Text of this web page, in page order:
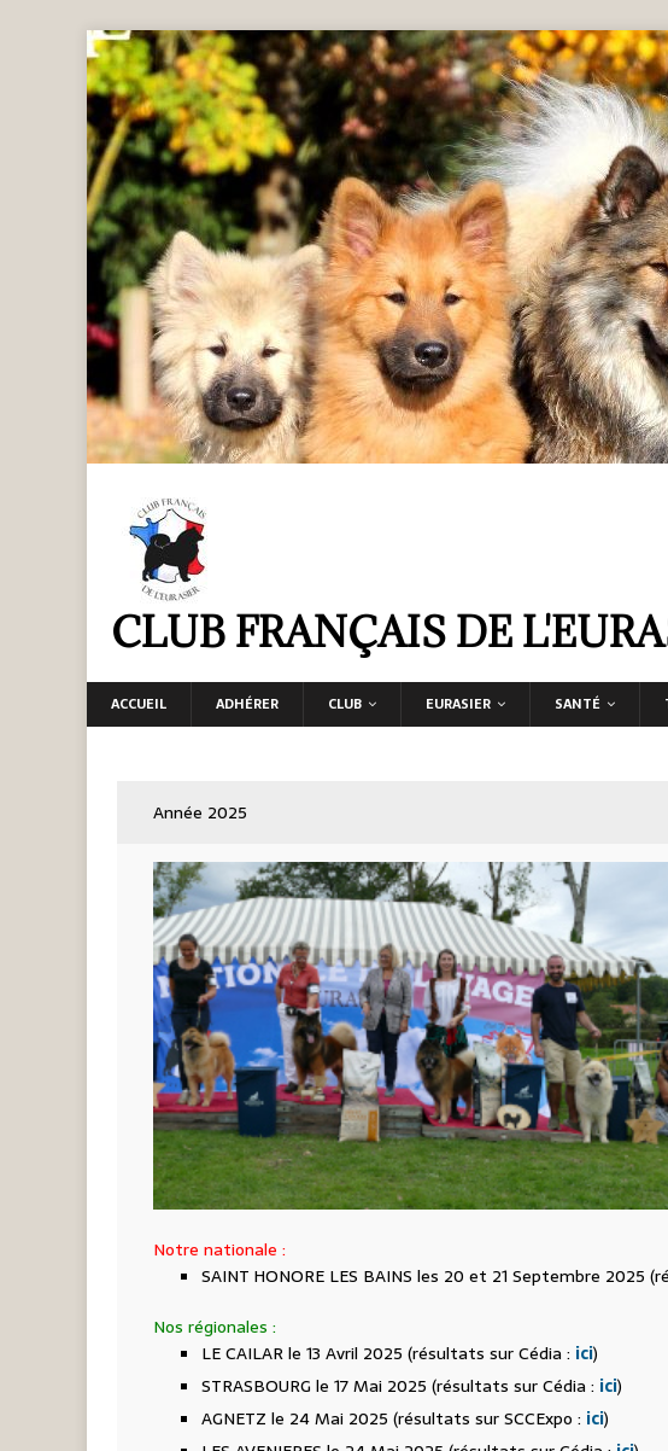
CLUB FRANÇAIS DE
ACCUEIL ADHÉRER CLUB EURASIER SANTÉ
Année 2025
Notre nationale :
SAINT HONORE LES BAINS les 20 et 21 Septembre 2025
Nos régionales :
LE CAILAR le 13 Avril 2025 (résultats sur Cédia : ici)
STRASBOURG le 17 Mai 2025 (résultats sur Cédia : ici)
AGNETZ le 24 Mai 2025 (résultats sur SCCExpo : ici)